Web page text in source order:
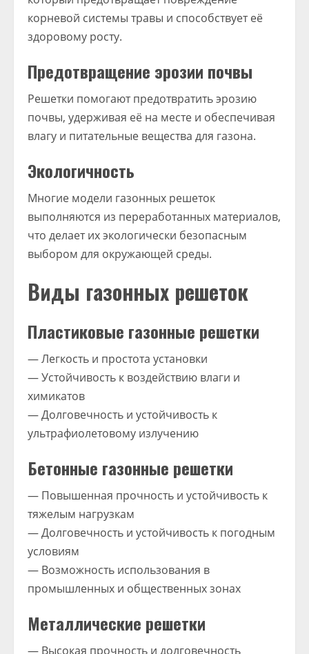
корневой системы травы и способствует её
здоровому росту.
Предотвращение эрозии почвы
Решетки помогают предотвратить эрозию
почвы, удерживая её на месте и обеспечивая
влагу и питательные вещества для газона.
Экологичность
Многие модели газонных решеток
выполняются из переработанных материалов,
что делает их экологически безопасным
выбором для окружающей среды.
Виды газонных решеток
Пластиковые газонные решетки
— Легкость и простота установки
— Устойчивость к воздействию влаги и
химикатов
— Долговечность и устойчивость к
ультрафиолетовому излучению
Бетонные газонные решетки
— Повышенная прочность и устойчивость к
тяжелым нагрузкам
— Долговечность и устойчивость к погодным
условиям
— Возможность использования в
промышленных и общественных зонах
Металлические решетки
— Высокая прочность и долговечность